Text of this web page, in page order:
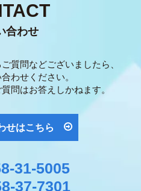
合わせ
質問などございましたら、
わせください。
問はお答えしかねます。
せはこちら
31-5005
37-7301